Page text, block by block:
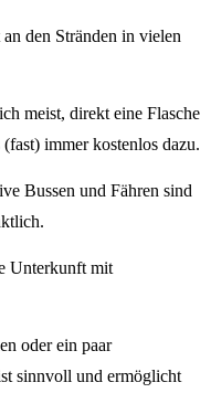
den Stränden in vielen
meist, direkt eine Flasche
immer kostenlos dazu.
Bussen und Fähren sind
Unterkunft mit
oder ein paar
sinnvoll und ermöglicht